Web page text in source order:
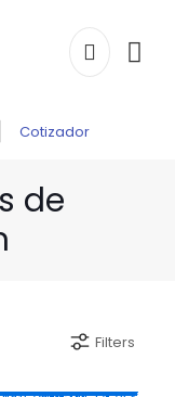
Cotizador
de
Filters